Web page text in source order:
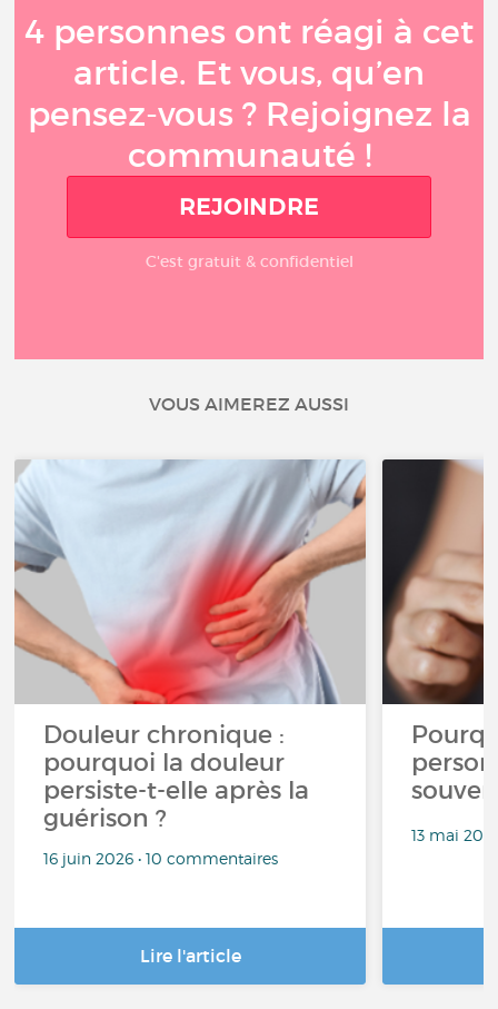
4 personnes ont réagi à cet
article. Et vous, qu’en
pensez-vous ? Rejoignez la
communauté !
REJOINDRE
C'est gratuit & confidentiel
VOUS AIMEREZ AUSSI
Douleur chronique :
pourquoi la douleur
persiste-t-elle après la
guérison ?
16 juin 2026 • 10 commentaires
Lire l'article
13 mai